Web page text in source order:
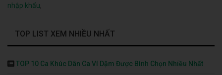
nhập khẩu,
TOP LIST XEM NHIỀU NHẤT
TOP 10 Ca Khúc Dân Ca Ví Dặm Được Bình Chọn Nhiều Nhất